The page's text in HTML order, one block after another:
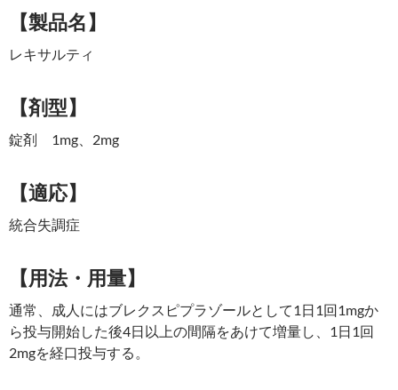
【製品名】
レキサルティ
【剤型】
錠剤 1mg、2mg
【適応】
統合失調症
【用法・用量】
通常、成人にはブレクスピプラゾールとして1日1回1mgか
ら投与開始した後4日以上の間隔をあけて増量し、1日1回
2mgを経口投与する。